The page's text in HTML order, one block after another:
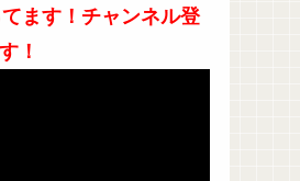
ます！チャンネル登
！